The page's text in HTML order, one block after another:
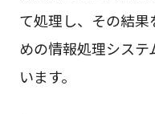
て処理し、その結
めの情報処理シス
います。